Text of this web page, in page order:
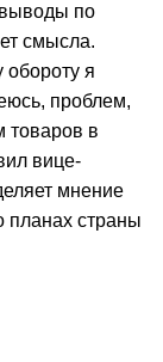
выводы по
смысла.
обороту я
проблем,
товаров в
вице-
мнение
страны